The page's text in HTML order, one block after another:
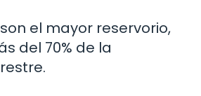
el mayor reservorio,
del 70% de la